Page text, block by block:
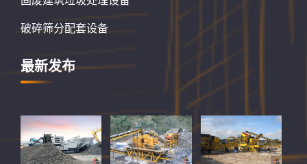
破碎筛分配套设备
最新发布